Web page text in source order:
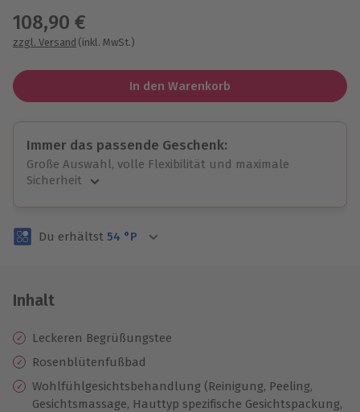
108,90 €
zzgl. Versand (inkl. MwSt.)
In den Warenkorb
Immer das passende Geschenk:
Große Auswahl, volle Flexibilität und maximale
Sicherheit
Volle Flexibilität
3 Jahre gültig & verlängerbar.
Du erhältst 54 °P
Inhalt
Leckeren Begrüßungstee
Rosenblütenfußbad
Wohlfühlgesichtsbehandlung (Reinigung, Peeling,
Gesichtsmassage, Hauttyp spezifische Gesichtspackung,